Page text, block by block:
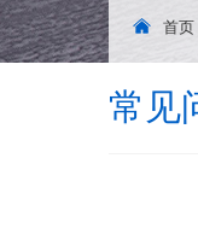
首页
常见